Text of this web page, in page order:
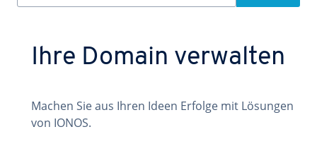
Ihre Domain verwalten
Machen Sie aus Ihren Ideen Erfolge mit Lösungen
von IONOS.